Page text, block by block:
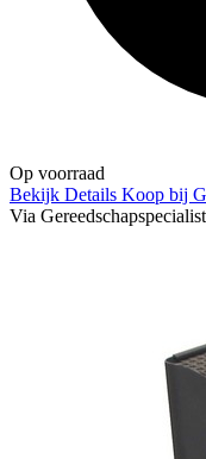
Op voorraad
Bekijk Details Koop bij
Via